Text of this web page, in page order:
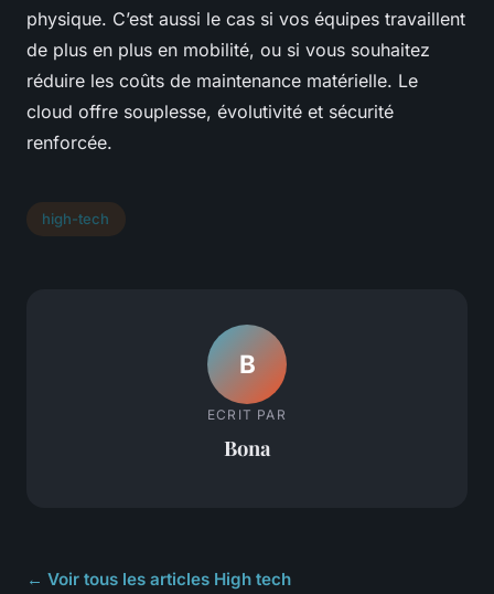
physique. C’est aussi le cas si vos équipes travaillent
de plus en plus en mobilité, ou si vous souhaitez
réduire les coûts de maintenance matérielle. Le
cloud offre souplesse, évolutivité et sécurité
renforcée.
high-tech
B
ECRIT PAR
Bona
← Voir tous les articles High tech